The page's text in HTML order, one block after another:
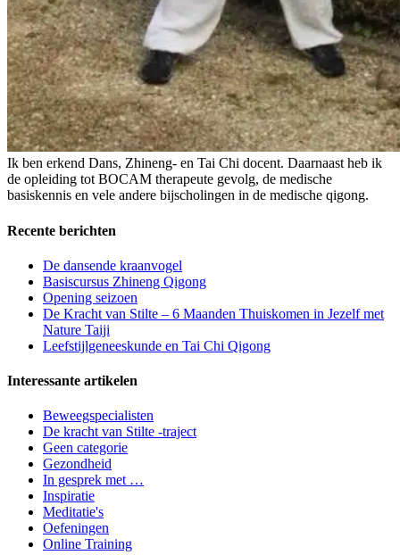
Ik ben erkend Dans, Zhineng- en Tai Chi docent. Daarnaast heb ik
de opleiding tot BOCAM therapeute gevolg, de medische
basiskennis en vele andere bijscholingen in de medische qigong.
Recente berichten
De dansende kraanvogel
Basiscursus Zhineng Qigong
Opening seizoen
De Kracht van Stilte – 6 Maanden Thuiskomen in Jezelf met
Nature Taiji
Leefstijlgeneeskunde en Tai Chi Qigong
Interessante artikelen
Beweegspecialisten
De kracht van Stilte -traject
Geen categorie
Gezondheid
In gesprek met …
Inspiratie
Meditatie's
Oefeningen
Online Training